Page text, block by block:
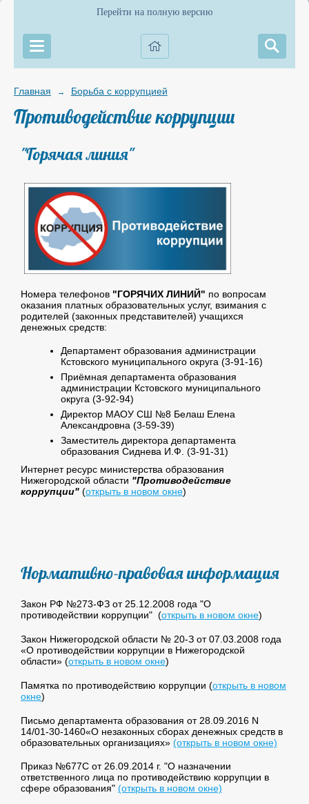
Перейти на полную версию
Главная → Борьба с коррупцией
Противодействие коррупции
"Горячая линия"
Номера телефонов "ГОРЯЧИХ ЛИНИЙ" по вопросам
оказания платных образовательных услуг, взимания с
родителей (законных представителей) учащихся
денежных средств:
Департамент образования администрации
Кстовского муниципального округа (3-91-16)
Приёмная департамента образования
администрации Кстовского муниципального
округа (3-92-94)
Директор МАОУ СШ №8 Белаш Елена
Александровна (3-59-39)
Заместитель директора департамента
образования Сиднева И.Ф. (3-91-31)
Интернет ресурс министерства образования
Нижегородской области "Противодействие
коррупции" (открыть в новом окне)
Нормативно-правовая информация
Закон РФ №273-ФЗ от 25.12.2008 года "О
противодействии коррупции" (открыть в новом окне)
Закон Нижегородской области № 20-З от 07.03.2008 года
«О противодействии коррупции в Нижегородской
области» (открыть в новом окне)
Памятка по противодействию коррупции (открыть в новом
окне)
Письмо департамента образования от 28.09.2016 N
14/01-30-1460«О незаконных сборах денежных средств в
образовательных организациях» (открыть в новом окне)
Приказ №677С от 26.09.2014 г. "О назначении
ответственного лица по противодействию коррупции в
сфере образования" (открыть в новом окне)